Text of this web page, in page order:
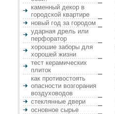
каменный декор в
городской квартире
новый год за городом
ударная дрель или
перфоратор
хорошие заборы для
хорошей жизни
тест керамических
плиток
как противостоять
опасности возгорания
воздуховодов
стеклянные двери
основное сырье